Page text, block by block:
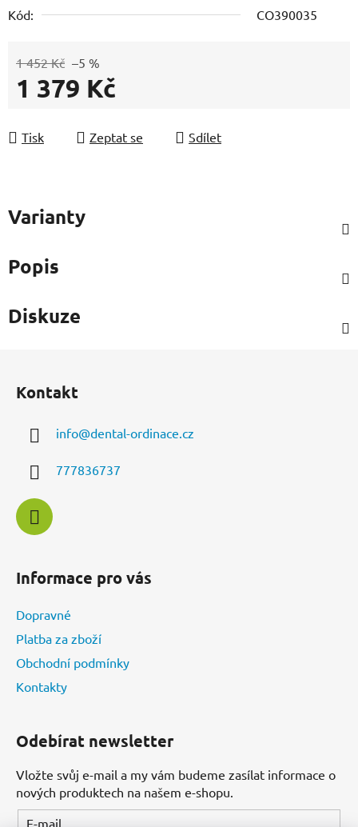
Kód:
CO390035
1 452 Kč –5 %
1 379 Kč
Tisk
Zeptat se Sdílet
Varianty
Popis
Diskuze
Kontakt
info@dental-ordinace.cz
777836737
Informace pro vás
Dopravné
Platba za zboží
Obchodní podmínky
Kontakty
Odebírat newsletter
Vložte svůj e-mail a my vám budeme zasílat informace o
nových produktech na našem e-shopu.
E-mail